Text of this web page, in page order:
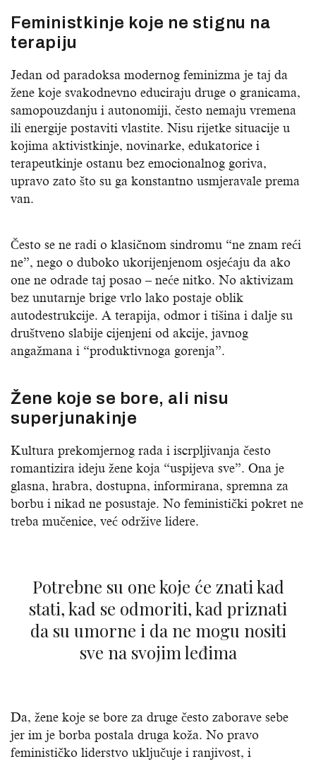
Feministkinje koje ne stignu na
terapiju
Jedan od paradoksa modernog feminizma je taj da
žene koje svakodnevno educiraju druge o granicama,
samopouzdanju i autonomiji, često nemaju vremena
ili energije postaviti vlastite. Nisu rijetke situacije u
kojima aktivistkinje, novinarke, edukatorice i
terapeutkinje ostanu bez emocionalnog goriva,
upravo zato što su ga konstantno usmjeravale prema
van.
Često se ne radi o klasičnom sindromu “ne znam reći
ne”, nego o duboko ukorijenjenom osjećaju da ako
one ne odrade taj posao – neće nitko. No aktivizam
bez unutarnje brige vrlo lako postaje oblik
autodestrukcije. A terapija, odmor i tišina i dalje su
društveno slabije cijenjeni od akcije, javnog
angažmana i “produktivnoga gorenja”.
Žene koje se bore, ali nisu
superjunakinje
Kultura prekomjernog rada i iscrpljivanja često
romantizira ideju žene koja “uspijeva sve”. Ona je
glasna, hrabra, dostupna, informirana, spremna za
borbu i nikad ne posustaje. No feministički pokret ne
treba mučenice, već održive lidere.
Potrebne su one koje će znati kad
stati, kad se odmoriti, kad priznati
da su umorne i da ne mogu nositi
sve na svojim leđima
Da, žene koje se bore za druge često zaborave sebe
jer im je borba postala druga koža. No pravo
feminističko liderstvo uključuje i ranjivost, i